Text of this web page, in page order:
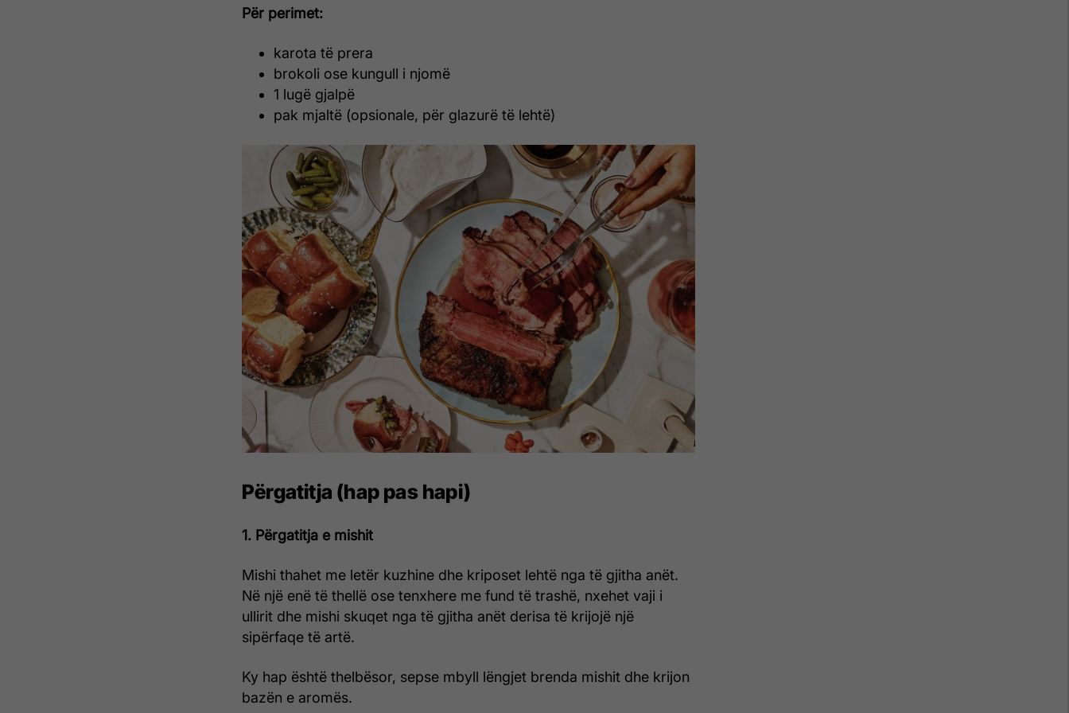
Për perimet:
karota të prera
brokoli ose kungull i njomë
1 lugë gjalpë
pak mjaltë (opsionale, për glazurë të lehtë)
Përgatitja (hap pas hapi)
1. Përgatitja e mishit
Mishi thahet me letër kuzhine dhe kriposet lehtë nga të gjitha anët.
Në një enë të thellë ose tenxhere me fund të trashë, nxehet vaji i
ullirit dhe mishi skuqet nga të gjitha anët derisa të krijojë një
sipërfaqe të artë.
Ky hap është thelbësor, sepse mbyll lëngjet brenda mishit dhe krijon
bazën e aromës.